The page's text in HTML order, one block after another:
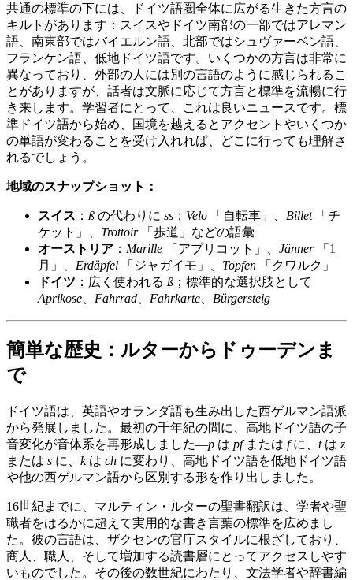
共通の標準の下には、ドイツ語圏全体に広がる生きた方言の
キルトがあります：スイスやドイツ南部の一部ではアレマン
語、南東部ではバイエルン語、北部ではシュヴァーベン語、
フランケン語、低地ドイツ語です。いくつかの方言は非常に
異なっており、外部の人には別の言語のように感じられるこ
とがありますが、話者は文脈に応じて方言と標準を流暢に行
き来します。学習者にとって、これは良いニュースです。標
準ドイツ語から始め、国境を越えるとアクセントやいくつか
の単語が変わることを受け入れれば、どこに行っても理解さ
れるでしょう。
地域のスナップショット：
スイス ： ß の代わりに ss ； Velo 「自転車」、 Billet「チ
ケット」、 Trottoir「歩道」などの語彙
オーストリア ： Marille 「アプリコット」、 Jänner「1
月」、 Erdäpfel 「ジャガイモ」、 Topfen 「クワルク」
ドイツ ：広く使われる ß ；標準的な選択肢として
Aprikose
Fahrrad Fahrkarte Bürgersteig
簡単な歴史：ルターからドゥーデンま
で
ドイツ語は、英語やオランダ語も生み出した西ゲルマン語派
から発展しました。最初の千年紀の間に、高地ドイツ語の子
音変化が音体系を再形成しました—p は pfまたは fに、 tは z
または s に、 kは ch に変わり、高地ドイツ語を低地ドイツ語
や他の西ゲルマン語から区別する形を作り出しました。
16世紀までに、マルティン・ルターの聖書翻訳は、学者や聖
職者をはるかに超えて実用的な書き言葉の標準を広めまし
た。彼の言語は、ザクセンの官庁スタイルに根ざしており、
商人、職人、そして増加する読書層にとってアクセスしやす
いものでした。その後の数世紀にわたり、文法学者や辞書編